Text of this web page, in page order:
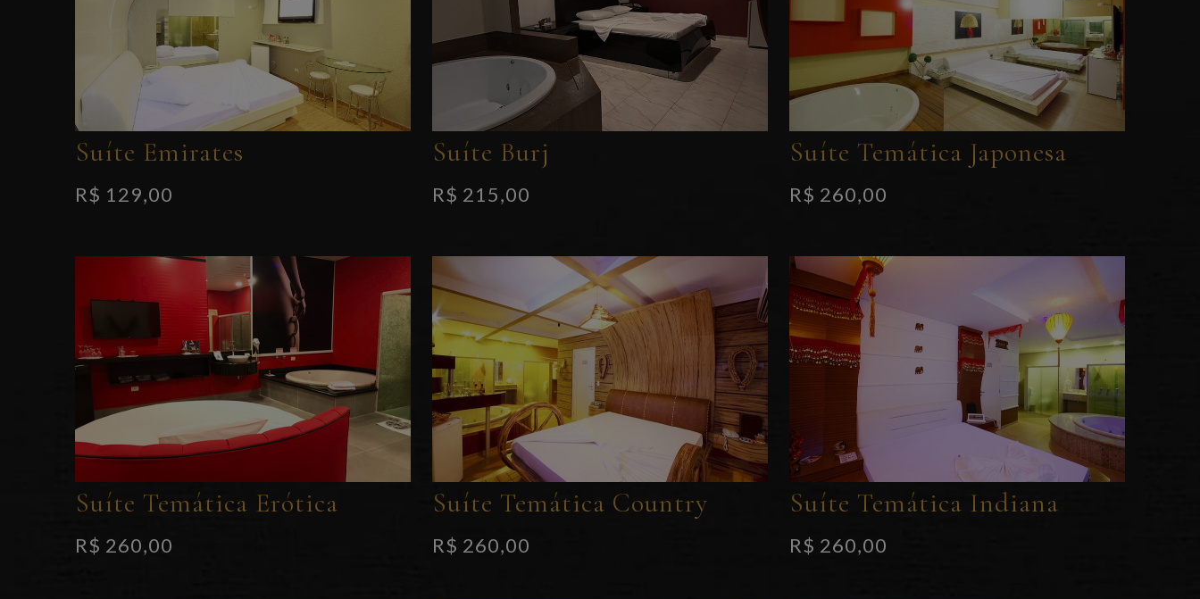
Suíte Emirates
R$ 129,00
Suíte Burj
R$ 215,00
Suíte Temática Japonesa
R$ 260,00
Suíte Temática Erótica
R$ 260,00
Suíte Temática Country
R$ 260,00
Suíte Temática Indiana
R$ 260,00